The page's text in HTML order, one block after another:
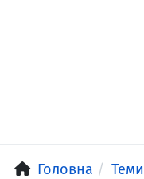
Головна Теми